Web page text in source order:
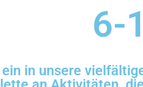
6-
ein in unsere